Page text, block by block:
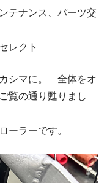
テナンス、パーツ交
レクト
シマに。 全体をオ
覧の通り甦りまし
ーラーです。